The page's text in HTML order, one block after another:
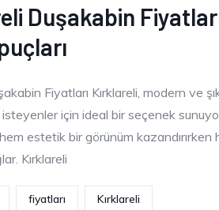
Duşakabin
Fiyatları Kırklareli, modern ve
için ideal bir seçenek
estetik bir görünüm kazandırırken
Kırklareli
fiyatları Kırklareli